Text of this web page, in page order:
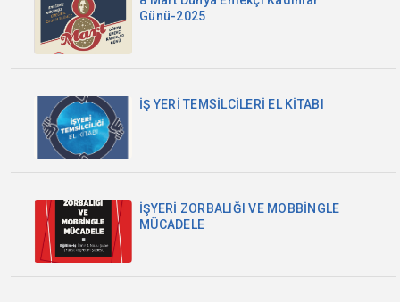
Günü-2025
İŞ YERİ TEMSİLCİLERİ EL KİTABI
İŞYERİ ZORBALIĞI VE MOBBİNGLE
MÜCADELE